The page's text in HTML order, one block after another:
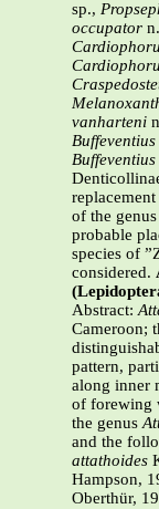
sp.,
occupator
vanharteni
Buffeventius
of the genus
probable
species of
considered.
Abstract:
Cameroon;
pattern,
along inner
of forewing
the genus
and the
attathoides
Hampson,
Oberthür,